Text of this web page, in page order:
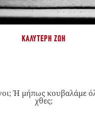
ΚΑΛΎΤΕΡΗ ΖΩΉ
Ή μήπως κουβαλάμε
χθες;